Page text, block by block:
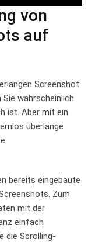
⁣von
auf
Screenshot
wahrscheinlich
ist. Aber mit ein
​überlange
⁤bereits⁤ eingebaute
⁣Zum
mit⁤ der
einfach
die Scrolling-